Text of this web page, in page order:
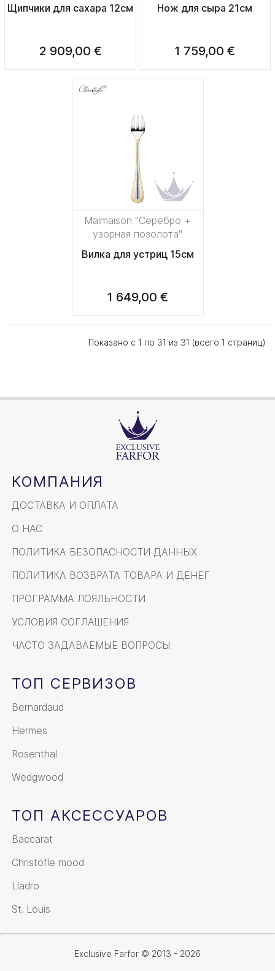
Щипчики для сахара 12см
2 909,00 €
Нож для сыра 21см
1 759,00 €
Malmaison "Серебро +
узорная позолота"
Вилка для устриц 15см
1 649,00 €
Показано с 1 по 31 из 31 (всего 1 страниц)
КОМПАНИЯ
ДОСТАВКА И ОПЛАТА
О НАС
ПОЛИТИКА БЕЗОПАСНОСТИ ДАННЫХ
ПОЛИТИКА ВОЗВРАТА ТОВАРА И ДЕНЕГ
ПРОГРАММА ЛОЯЛЬНОСТИ
УСЛОВИЯ СОГЛАШЕНИЯ
ЧАСТО ЗАДАВАЕМЫЕ ВОПРОСЫ
ТОП СЕРВИЗОВ
Bernardaud
Hermes
Rosenthal
Wedgwood
ТОП АКСЕССУАРОВ
Baccarat
Christofle mood
Lladro
St. Louis
Exclusive Farfor © 2013 - 2026